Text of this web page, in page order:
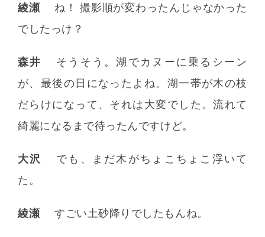
綾瀬
ね！ 撮影順が変わったんじゃなかった
でしたっけ？
森井
そうそう。湖でカヌーに乗るシーン
が、最後の日になったよね。湖一帯が木の枝
だらけになって、それは大変でした。流れて
綺麗になるまで待ったんですけど。
大沢
でも、まだ木がちょこちょこ浮いて
た。
綾瀬 すごい土砂降りでしたもんね。